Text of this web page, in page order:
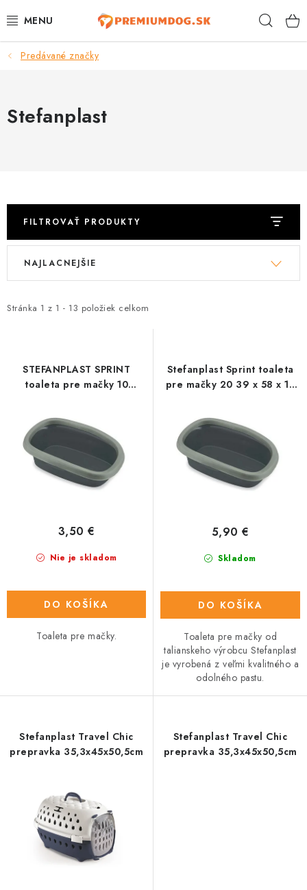
na
TOP 100 PRODUKTOV
KONTAKTY
PSY
MAČKY
HLODAVCE
HOSPODÁRSKE ZVIERATÁ
DEZINFEKČNÉ PROSTRIEDKY
VONKAJŠIE VTÁCTVO
GELOREN KĽBOVÁ VÝŽIVA
Kontakty Predajňa Útulky Bonusový program
Predávané značky
Stefanplast
FILTROVAŤ PRODUKTY
V
i
Stránka 1 z 1 - 13 položiek celkom
R
e
NAJLACNEJŠIE
STEFANPLAST SPRINT
toaleta pre mačky 10
Nie je skladom
3,50 €
DO KOŠÍKA
Toaleta pre mačky.
Stefanplast Sprint toaleta
pre mačky 20 39 x 58 x 17
Skladom
5,90 €
DO KOŠÍKA
Toaleta pre mačky od
talianskeho výrobcu Stefanplast
je vyrobená z veľmi kvalitného a
odolného pastu.
Stefanplast Travel Chic
prepravka 35,3x45x50,5cm
Stefanplast Travel Chic
prepravka 35,3x45x50,5cm